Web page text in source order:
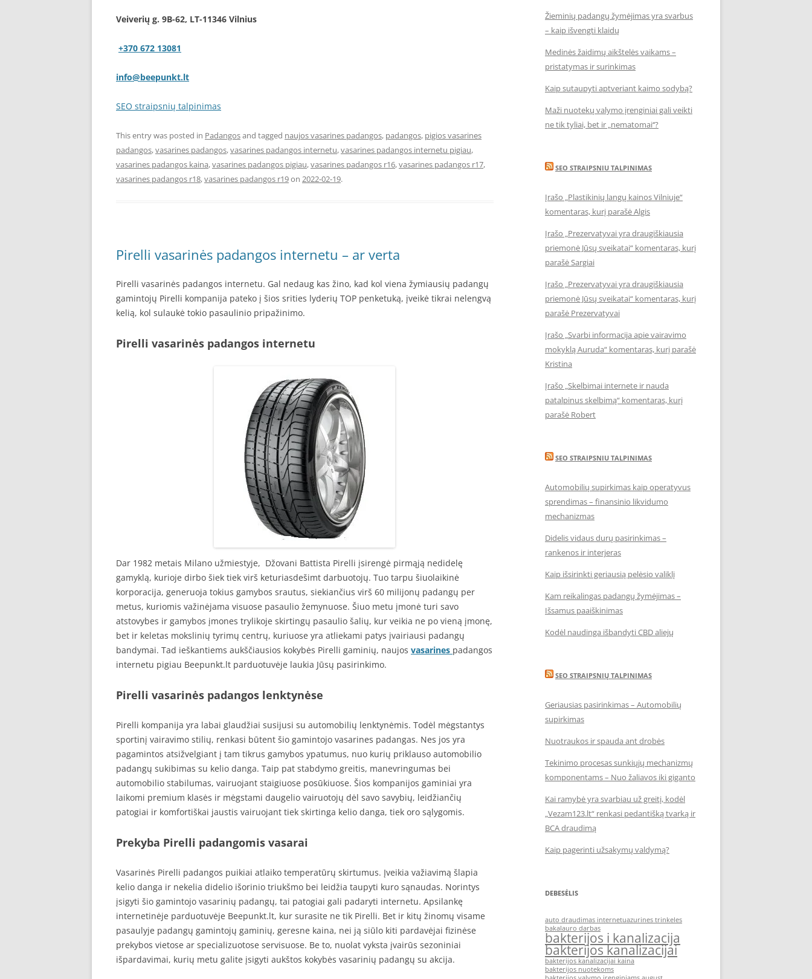
Veiverių g. 9B-62, LT-11346 Vilnius
+370 672 13081
info@beepunkt.lt
SEO straipsnių talpinimas
This entry was posted in Padangosand tagged naujos vasarines padangos, padangos, pigios vasarines
padangos,vasarines padangos,vasarines padangos internetu,vasarines padangos internetu pigiau,
vasarines padangos kaina,vasarines padangos pigiau,vasarines padangos r16,vasarines padangos r17,
vasarines padangos r18,vasarines padangos r19on 2022-02-19.
Pirelli vasarinės padangos internetu – ar verta
Pirelli vasarinės padangos internetu. Gal nedaug kas žino, kad kol viena žymiausių padangų
gamintojų Pirelli kompanija pateko į šios srities lyderių TOP penketuką, įveikė tikrai nelengvą
kelią, kol sulaukė tokio pasaulinio pripažinimo.
Pirelli vasarinės padangos internetu
Dar 1982 metais Milano užmiestyje, Džovani Battista Pirelli įsirengė pirmąją nedidelę
gamyklą, kurioje dirbo šiek tiek virš keturiasdešimt darbuotojų. Tuo tarpu šiuolaikinė
korporacija, generuoja tokius gamybos srautus, siekiančius virš 60 milijonų padangų per
metus, kuriomis važinėjama visuose pasaulio žemynuose. Šiuo metu įmonė turi savo
atstovybes ir gamybos įmones trylikoje skirtingų pasaulio šalių, kur veikia ne po vieną įmonę,
bet ir keletas mokslinių tyrimų centrų, kuriuose yra atliekami patys įvairiausi padangų
bandymai. Tad ieškantiems aukščiausios kokybės Pirelli gaminių, naujos vasarines padangos
internetu pigiau Beepunkt.lt parduotuvėje laukia Jūsų pasirinkimo.
Pirelli vasarinės padangos lenktynėse
Pirelli kompanija yra labai glaudžiai susijusi su automobilių lenktynėmis. Todėl mėgstantys
sportinį vairavimo stilių, renkasi būtent šio gamintojo vasarines padangas. Nes jos yra
pagamintos atsižvelgiant į tam tikrus gamybos ypatumus, nuo kurių priklauso automobilio
padangų sukibimas su kelio danga. Taip pat stabdymo greitis, manevringumas bei
automobilio stabilumas, vairuojant staigiuose posūkiuose. Šios kompanijos gaminiai yra
laikomi premium klasės ir mėgstami daugelio vairuotojų dėl savo savybių, leidžiančių
patogiai ir komfortiškai jaustis vairuojant tiek skirtinga kelio danga, tiek oro sąlygomis.
Prekyba Pirelli padangomis vasarai
Vasarinės Pirelli padangos puikiai atlaiko temperatūrų skirtumus. Įveikia važiavimą šlapia
kelio danga ir nekelia didelio išorinio triukšmo bei leidžia taupyti kuro sąnaudas. Norintys
įsigyti šio gamintojo vasarinių padangų, tai patogiai gali padaryti internetu. Apsilankę
internetinėje parduotuvėje Beepunkt.lt, kur surasite ne tik Pirelli. Bet ir kitų žinomų visame
pasaulyje padangų gamintojų gaminių, geresne kaina, nei ją siūlo kiti pardavėjai fizinėse
prekybos vietose ar specializuotose servisuose. Be to, nuolat vyksta įvairūs sezoniniai
išpardavimai, kurių metu galite įsigyti aukštos kokybės vasarinių padangų su akcija.
Žieminių padangų žymėjimas yra svarbus
– kaip išvengti klaidų
Medinės žaidimų aikštelės vaikams –
pristatymas ir surinkimas
Kaip sutaupyti aptveriant kaimo sodybą?
Maži nuotekų valymo įrenginiai gali veikti
ne tik tyliai, bet ir „nematomai‘‘?
SEO STRAIPSNIU TALPINIMAS
Įrašo „Plastikinių langų kainos Vilniuje“
komentaras, kurį parašė Algis
Įrašo „Prezervatyvai yra draugiškiausia
priemonė Jūsų sveikatai“ komentaras, kurį
parašė Sargiai
Įrašo „Prezervatyvai yra draugiškiausia
priemonė Jūsų sveikatai“ komentaras, kurį
parašė Prezervatyvai
Įrašo „Svarbi informacija apie vairavimo
mokyklą Auruda“ komentaras, kurį parašė
Kristina
Įrašo „Skelbimai internete ir nauda
patalpinus skelbimą“ komentaras, kurį
parašė Robert
SEO STRAIPSNIU TALPINIMAS
Automobilių supirkimas kaip operatyvus
sprendimas – finansinio likvidumo
mechanizmas
Didelis vidaus durų pasirinkimas –
rankenos ir interjeras
Kaip išsirinkti geriausią pelėsio valiklį
Kam reikalingas padangų žymėjimas –
Išsamus paaiškinimas
Kodėl naudinga išbandyti CBD aliejų
SEO STRAIPSNIŲ TALPINIMAS
Geriausias pasirinkimas – Automobilių
supirkimas
Nuotraukos ir spauda ant drobės
Tekinimo procesas sunkiųjų mechanizmų
komponentams – Nuo žaliavos iki giganto
Kai ramybė yra svarbiau už greitį, kodėl
„Vezam123.lt“ renkasi pedantišką tvarką ir
BCA draudimą
Kaip pagerinti užsakymų valdymą?
DEBESĖLIS
auto draudimas internetuazurines trinkeles
bakalauro darbas
bakterijos i kanalizacija
bakterijos kanalizacijai
bakterijos kanalizacijai kaina
bakterijos nuotekoms